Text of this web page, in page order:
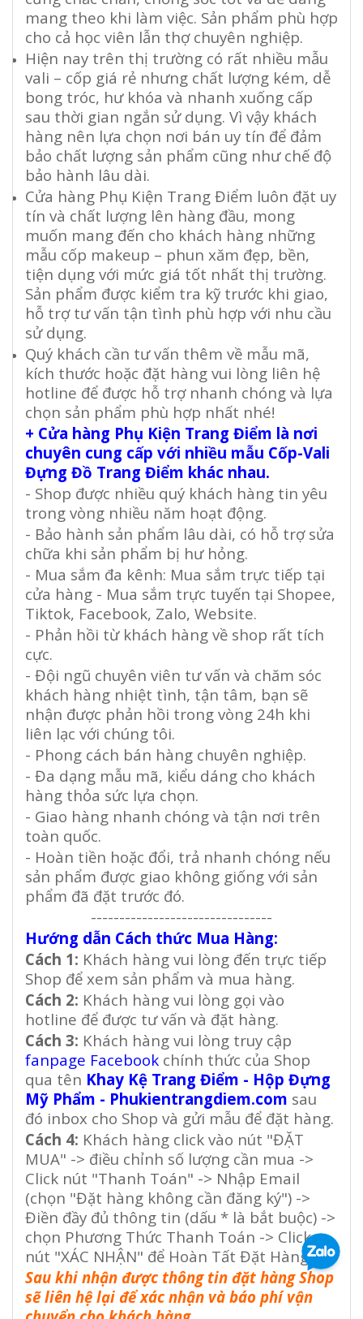
mang theo khi làm việc. Sản phẩm phù hợp
cho cả học viên lẫn thợ chuyên nghiệp.
Hiện nay trên thị trường có rất nhiều mẫu
vali – cốp giá rẻ nhưng chất lượng kém, dễ
bong tróc, hư khóa và nhanh xuống cấp
sau thời gian ngắn sử dụng. Vì vậy khách
hàng nên lựa chọn nơi bán uy tín để đảm
bảo chất lượng sản phẩm cũng như chế độ
bảo hành lâu dài.
Cửa hàng Phụ Kiện Trang Điểm luôn đặt uy
tín và chất lượng lên hàng đầu, mong
muốn mang đến cho khách hàng những
mẫu cốp makeup – phun xăm đẹp, bền,
tiện dụng với mức giá tốt nhất thị trường.
Sản phẩm được kiểm tra kỹ trước khi giao,
hỗ trợ tư vấn tận tình phù hợp với nhu cầu
sử dụng.
Quý khách cần tư vấn thêm về mẫu mã,
kích thước hoặc đặt hàng vui lòng liên hệ
hotline để được hỗ trợ nhanh chóng và lựa
chọn sản phẩm phù hợp nhất nhé!
+ Cửa hàng Phụ Kiện Trang Điểm là nơi
chuyên cung cấp với nhiều mẫu Cốp-Vali
Đựng Đồ Trang Điểm khác nhau.
- Shop được nhiều quý khách hàng tin yêu
trong vòng nhiều năm hoạt động.
- Bảo hành sản phẩm lâu dài, có hỗ trợ sửa
chữa khi sản phẩm bị hư hỏng.
- Mua sắm đa kênh: Mua sắm trực tiếp tại
cửa hàng - Mua sắm trực tuyến tại Shopee,
Tiktok, Facebook, Zalo, Website.
- Phản hồi từ khách hàng về shop rất tích
cực.
- Đội ngũ chuyên viên tư vấn và chăm sóc
khách hàng nhiệt tình, tận tâm, bạn sẽ
nhận được phản hồi trong vòng 24h khi
liên lạc với chúng tôi.
- Phong cách bán hàng chuyên nghiệp.
- Đa dạng mẫu mã, kiểu dáng cho khách
hàng thỏa sức lựa chọn.
- Giao hàng nhanh chóng và tận nơi trên
toàn quốc.
- Hoàn tiền hoặc đổi, trả nhanh chóng nếu
sản phẩm được giao không giống với sản
phẩm đã đặt trước đó.
--------------------------------
Hướng dẫn Cách thức Mua Hàng:
Cách 1: Khách hàng vui lòng đến trực tiếp
Shop để xem sản phẩm và mua hàng.
Cách 2: Khách hàng vui lòng gọi vào
hotline để được tư vấn và đặt hàng.
Cách 3: Khách hàng vui lòng truy cập
fanpage Facebook chính thức của Shop
qua tên Khay Kệ Trang Điểm - Hộp Đựng
Mỹ Phẩm - Phukientrangdiem.com sau
đó inbox cho Shop và gửi mẫu để đặt hàng.
Cách 4: Khách hàng click vào nút "ĐẶT
MUA" -> điều chỉnh số lượng cần mua ->
Click nút "Thanh Toán" -> Nhập Email
(chọn "Đặt hàng không cần đăng ký") ->
Điền đầy đủ thông tin (dấu * là bắt buộc) ->
chọn Phương Thức Thanh Toán -> Click
nút "XÁC NHẬN" để Hoàn Tất Đặt Hàng
Sau khi nhận được thông tin đặt hàng Shop
sẽ liên hệ lại để xác nhận và báo phí vận